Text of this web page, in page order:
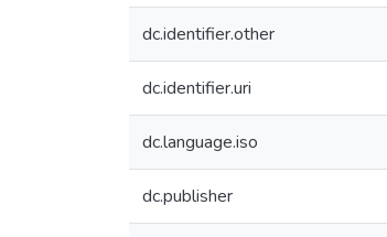
dc.identifier.other
dc.identifier.uri
dc.language.iso
dc.publisher